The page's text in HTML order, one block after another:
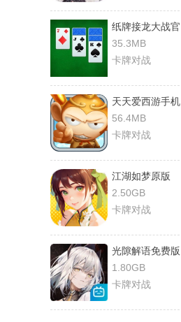
纸牌接龙大战官
方正版
35.3MB
卡牌对战
天天爱西游手机
版
56.4MB
卡牌对战
江湖如梦原版
2.50GB
卡牌对战
光隙解语免费版
1.80GB
卡牌对战